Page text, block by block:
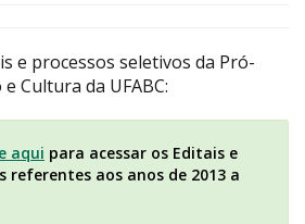
e processos seletivos da Pró-
Cultura da UFABC:
aqui para acessar os Editais e
referentes aos anos de 2013 a